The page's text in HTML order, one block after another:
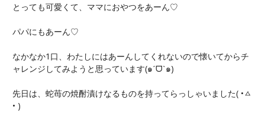
とっても可愛くて、ママにおやつをあーん♡
パパにもあーん♡
なかなか1口、わたしにはあーんしてくれないので懐いてからチ
ャレンジしてみようと思っています(๑ˊᗜˋ๑)
先日は、蛇苺の焼酎漬けなるものを持ってらっしゃいました( •ㅿ
• )